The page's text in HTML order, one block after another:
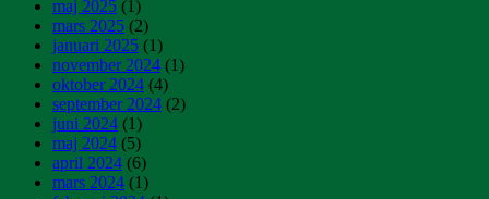
maj 2025 (1)
mars 2025 (2)
januari 2025 (1)
november 2024 (1)
oktober 2024 (4)
september 2024 (2)
juni 2024 (1)
maj 2024 (5)
april 2024 (6)
mars 2024 (1)